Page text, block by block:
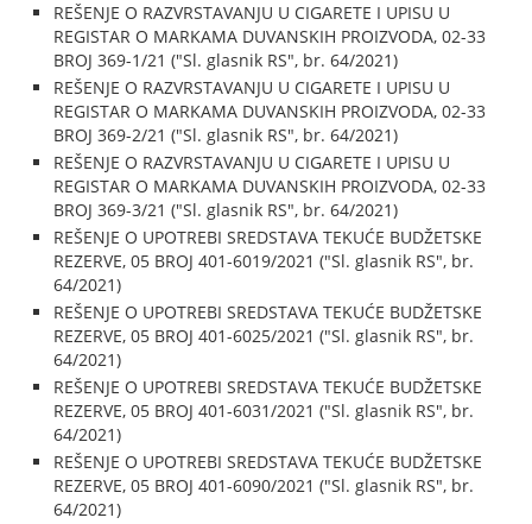
REŠENJE O RAZVRSTAVANJU U CIGARETE I UPISU U
REGISTAR O MARKAMA DUVANSKIH PROIZVODA, 02-33
BROJ 369-1/21 ("Sl. glasnik RS", br. 64/2021)
REŠENJE O RAZVRSTAVANJU U CIGARETE I UPISU U
REGISTAR O MARKAMA DUVANSKIH PROIZVODA, 02-33
BROJ 369-2/21 ("Sl. glasnik RS", br. 64/2021)
REŠENJE O RAZVRSTAVANJU U CIGARETE I UPISU U
REGISTAR O MARKAMA DUVANSKIH PROIZVODA, 02-33
BROJ 369-3/21 ("Sl. glasnik RS", br. 64/2021)
REŠENJE O UPOTREBI SREDSTAVA TEKUĆE BUDŽETSKE
REZERVE, 05 BROJ 401-6019/2021 ("Sl. glasnik RS", br.
64/2021)
REŠENJE O UPOTREBI SREDSTAVA TEKUĆE BUDŽETSKE
REZERVE, 05 BROJ 401-6025/2021 ("Sl. glasnik RS", br.
64/2021)
REŠENJE O UPOTREBI SREDSTAVA TEKUĆE BUDŽETSKE
REZERVE, 05 BROJ 401-6031/2021 ("Sl. glasnik RS", br.
64/2021)
REŠENJE O UPOTREBI SREDSTAVA TEKUĆE BUDŽETSKE
REZERVE, 05 BROJ 401-6090/2021 ("Sl. glasnik RS", br.
64/2021)